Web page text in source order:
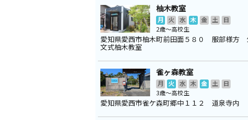
柚木教室
月 火 水 木 金 土
日
2歳～高校生
愛知県愛西市柚木町前田面５８０ 服部様方
文式柚木教室
雀ヶ森教室
月 火 水 木 金 土
日
3歳～高校生
愛知県愛西市雀ケ森町郷中１１２ 道泉寺内